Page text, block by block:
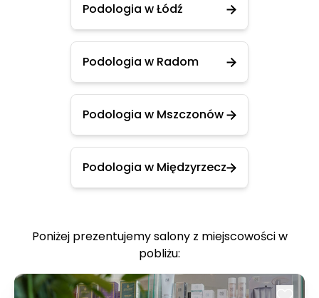
Podologia w Łódź
Podologia w Radom
Podologia w Mszczonów
Podologia w Międzyrzecz
Poniżej prezentujemy salony z miejscowości w
pobliżu: